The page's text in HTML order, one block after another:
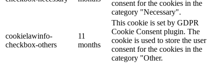
consent for the cookies in the
category "Necessary".
cookielawinfo-
checkbox-others
11
months
This cookie is set by GDPR
Cookie Consent plugin. The
cookie is used to store the user
consent for the cookies in the
category "Other.